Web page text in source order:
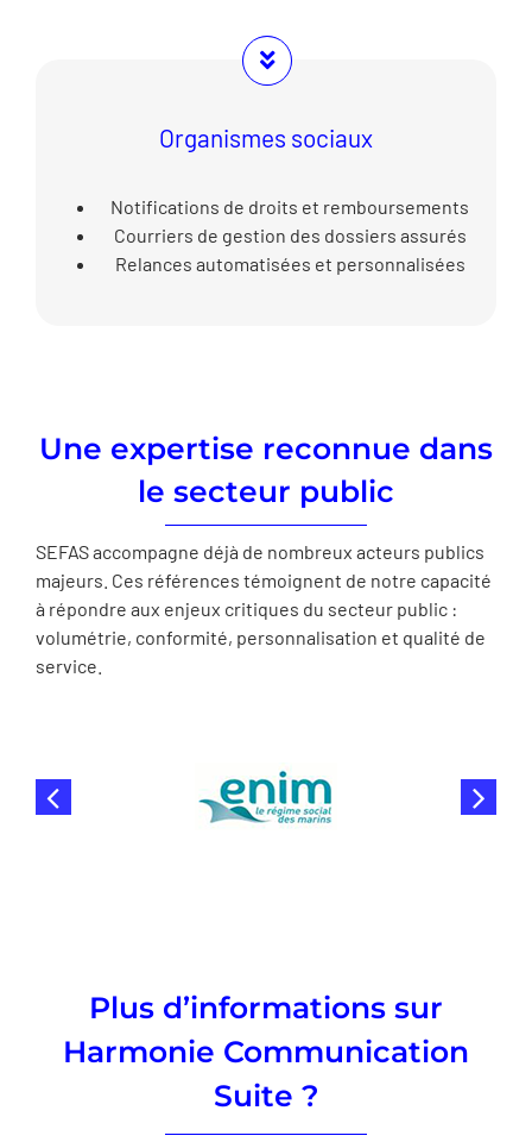
Organismes sociaux
Notifications de droits et remboursements
Courriers de gestion des dossiers assurés
Relances automatisées et personnalisées
Une expertise reconnue dans
le secteur public
SEFAS accompagne déjà de nombreux acteurs publics
majeurs. Ces références témoignent de notre capacité
à répondre aux enjeux critiques du secteur public :
volumétrie, conformité, personnalisation et qualité de
service.
Plus d’informations sur
Harmonie Communication
Suite ?